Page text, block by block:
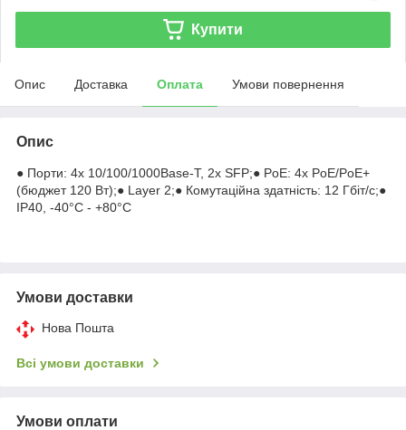
Купити
Опис Доставка Оплата Умови повернення
Опис
● Порти: 4х 10/100/1000Base-T, 2х SFP;● PoE: 4х PoE/PoE+
(бюджет 120 Вт);● Layer 2;● Комутаційна здатність: 12 Гбіт/с;●
IP40, -40°C - +80°C
Умови доставки
Нова Пошта
Всі умови доставки
Умови оплати